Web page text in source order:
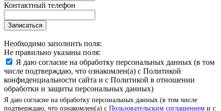
Контактный телефон
Записаться
Необходимо заполнить поля:
Не правильно указаны поля:
Я даю согласие на обработку персональных данных (в том
числе подтверждаю, что ознакомлен(а) с Политикой
конфиденциальности сайта и с Политикой в отношении
обработки и защиты персональных данных)
Я даю согласие на обработку персональных данных (в том числе
подтверждаю, что ознакомлен(а) с Пользовательским соглашением и с